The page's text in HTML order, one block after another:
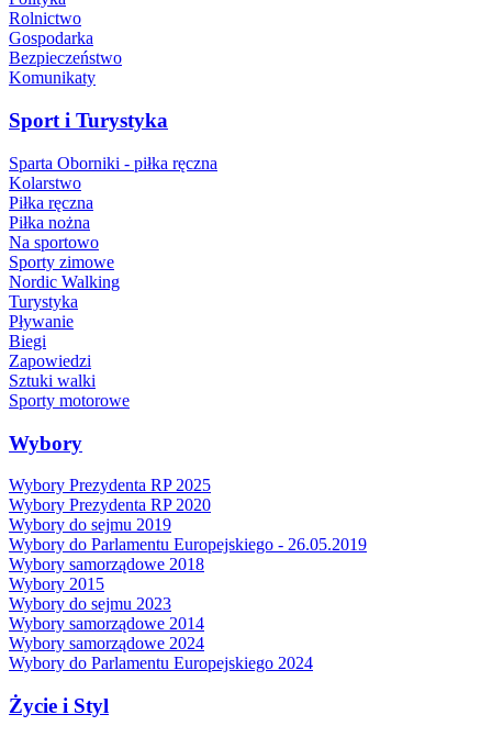
Rolnictwo
Gospodarka
Bezpieczeństwo
Komunikaty
Sport i Turystyka
Sparta Oborniki - piłka ręczna
Kolarstwo
Piłka ręczna
Piłka nożna
Na sportowo
Sporty zimowe
Nordic Walking
Turystyka
Pływanie
Biegi
Zapowiedzi
Sztuki walki
Sporty motorowe
Wybory
Wybory Prezydenta RP 2025
Wybory Prezydenta RP 2020
Wybory do sejmu 2019
Wybory do Parlamentu Europejskiego - 26.05.2019
Wybory samorządowe 2018
Wybory 2015
Wybory do sejmu 2023
Wybory samorządowe 2014
Wybory samorządowe 2024
Wybory do Parlamentu Europejskiego 2024
Życie i Styl